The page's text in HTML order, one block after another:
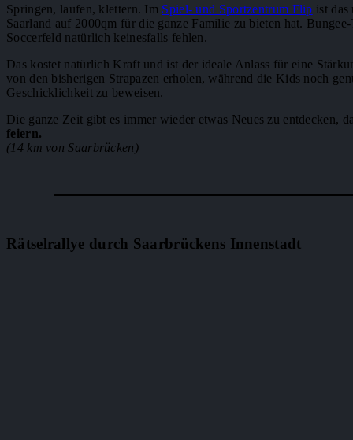
Springen, laufen, klettern. Im Spiel- und Sportzentrum Flip ist
Saarland auf 2000qm für die ganze Familie zu bieten hat.
Soccerfeld natürlich keinesfalls fehlen.
Das kostet natürlich Kraft und ist der ideale Anlass für eine
von den bisherigen Strapazen erholen, während die Kids noch
Geschicklichkeit zu beweisen.
Die ganze Zeit gibt es immer wieder etwas Neues zu entdecken,
feiern.
(14 km von Saarbrücken)
Rätselrallye durch Saarbrückens Innenstadt